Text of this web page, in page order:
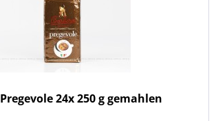
24x 250 g gemahlen